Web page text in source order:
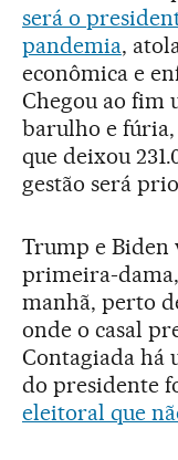
será o
pandemia,
econômica e
Chegou ao fim
barulho e
que deixou
gestão será
Trump e Biden
primeira-
manhã, perto
onde o casal
Contagiada há
do presidente
eleitoral que